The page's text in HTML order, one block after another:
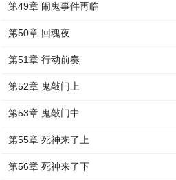
第49章 闹鬼事件再临
第50章 回魂夜
第51章 行动前奏
第52章 鬼敲门上
第53章 鬼敲门中
第55章 死神来了上
第56章 死神来了下